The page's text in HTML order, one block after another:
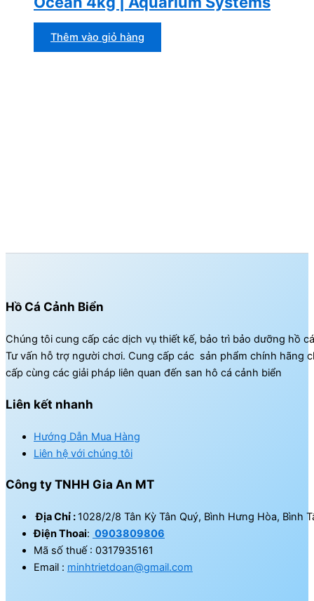
Thêm vào giỏ hàng
Hồ Cá Cảnh Biển
Chúng tôi cung cấp các dịch vụ thiết kế, bảo trì bảo dưỡng hồ
Tư vấn hỗ trợ người chơi. Cung cấp các sản phẩm chính hãng
cấp cùng các giải pháp liên quan đến san hô cá cảnh biển
Liên kết nhanh
Hướng Dẫn Mua Hàng
Liên hệ với chúng tôi
Công ty TNHH Gia An MT
Địa Chỉ :1028/2/8 Tân Kỳ Tân Quý, Bình Hưng Hòa, Bình
Điện Thoai: 0903809806
Mã số thuế : 0317935161
Email : minhtrietdoan@gmail.com